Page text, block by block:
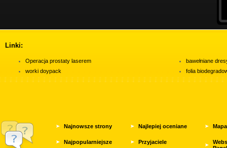
Linki:
Operacja prostaty laserem
worki doypack
bawełniane
folia
Najnowsze strony Najlepiej oceniane
Najpopularniejsze Przyjaciele